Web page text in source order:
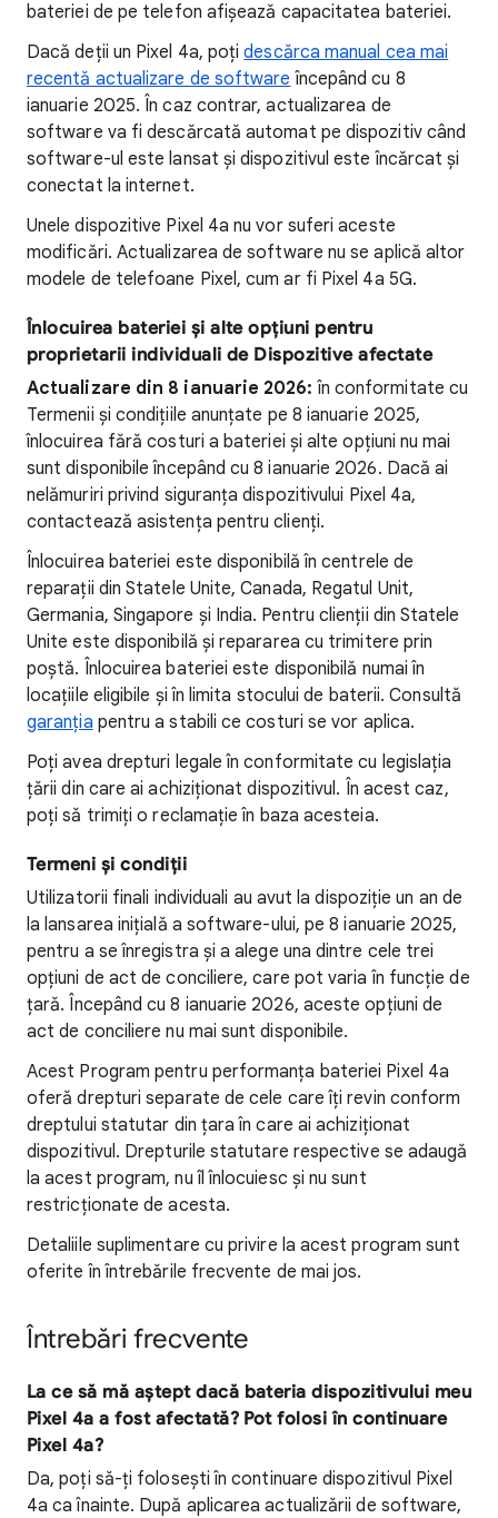
bateriei de pe telefon afișează capacitatea bateriei.
Dacă deții un Pixel 4a, poțidescărca manual cea mai
recentă actualizare de software începând cu 8
ianuarie 2025. În caz contrar, actualizarea de
software va fi descărcată automat pe dispozitiv când
software-ul este lansat și dispozitivul este încărcat și
conectat la internet.
Unele dispozitive Pixel 4a nu vor suferi aceste
modificări. Actualizarea de software nu se aplică altor
modele de telefoane Pixel, cum ar fi Pixel 4a 5G.
Înlocuirea bateriei și alte opțiuni pentru
proprietarii individuali de Dispozitive afectate
Actualizare din 8 ianuarie 2026:în conformitate cu
Termenii și condițiile anunțate pe 8 ianuarie 2025,
înlocuirea fără costuri a bateriei și alte opțiuni nu mai
sunt disponibile începând cu 8 ianuarie 2026. Dacă ai
nelămuriri privind siguranța dispozitivului Pixel 4a,
contactează asistența pentru clienți.
Înlocuirea bateriei este disponibilă în centrele de
reparații din Statele Unite, Canada, Regatul Unit,
Germania, Singapore și India. Pentru clienții din Statele
Unite este disponibilă și repararea cu trimitere prin
poștă. Înlocuirea bateriei este disponibilă numai în
locațiile eligibile și în limita stocului de baterii. Consultă
garanția pentru a stabili ce costuri se vor aplica.
Poți avea drepturi legale în conformitate cu legislația
țării din care ai achiziționat dispozitivul. În acest caz,
poți să trimiți o reclamație în baza acesteia.
Termeni și condiții
Utilizatorii finali individuali au avut la dispoziție un an de
la lansarea inițială a software-ului, pe 8 ianuarie 2025,
pentru a se înregistra și a alege una dintre cele trei
opțiuni de act de conciliere, care pot varia în funcție de
țară. Începând cu 8 ianuarie 2026, aceste opțiuni de
act de conciliere nu mai sunt disponibile.
Acest Program pentru performanța bateriei Pixel 4a
oferă drepturi separate de cele care îți revin conform
dreptului statutar din țara în care ai achiziționat
dispozitivul. Drepturile statutare respective se adaugă
la acest program, nu îl înlocuiesc și nu sunt
restricționate de acesta.
Detaliile suplimentare cu privire la acest program sunt
oferite în întrebările frecvente de mai jos.
Întrebări frecvente
La ce să mă aștept dacă bateria dispozitivului meu
Pixel 4a a fost afectată? Pot folosi în continuare
Pixel 4a?
Da, poți să-ți folosești în continuare dispozitivul Pixel
4a ca înainte. După aplicarea actualizării de software,